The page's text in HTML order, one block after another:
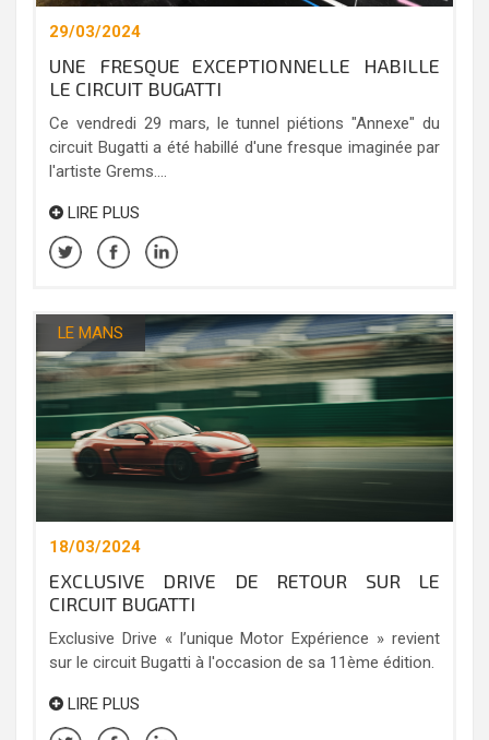
29/03/2024
UNE FRESQUE EXCEPTIONNELLE HABILLE
LE CIRCUIT BUGATTI
Ce vendredi 29 mars, le tunnel piétions "Annexe" du
circuit Bugatti a été habillé d'une fresque imaginée par
l'artiste Grems....
LIRE PLUS
LE MANS
18/03/2024
EXCLUSIVE DRIVE DE RETOUR SUR LE
CIRCUIT BUGATTI
Exclusive Drive « l’unique Motor Expérience » revient
sur le circuit Bugatti à l'occasion de sa 11ème édition.
LIRE PLUS